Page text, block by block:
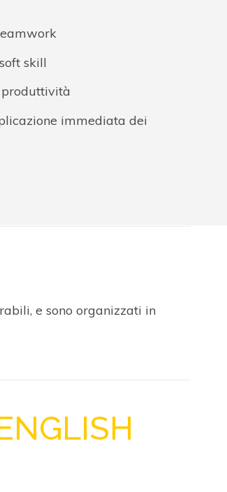
skill
produttività
immediata dei
e sono organizzati in